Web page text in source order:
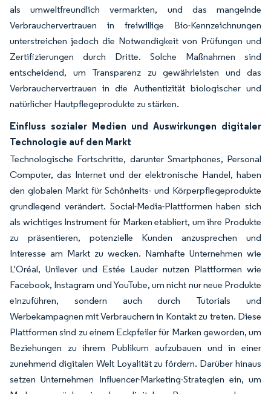
als umweltfreundlich vermarkten, und das mangelnde
Verbrauchervertrauen in freiwillige Bio-Kennzeichnungen
unterstreichen jedoch die Notwendigkeit von Prüfungen und
Zertifizierungen durch Dritte. Solche Maßnahmen sind
entscheidend, um Transparenz zu gewährleisten und das
Verbrauchervertrauen in die Authentizität biologischer und
natürlicher Hautpflegeprodukte zu stärken.
Einfluss sozialer Medien und Auswirkungen digitaler
Technologie auf den Markt
Technologische Fortschritte, darunter Smartphones, Personal
Computer, das Internet und der elektronische Handel, haben
den globalen Markt für Schönheits- und Körperpflegeprodukte
grundlegend verändert. Social-Media-Plattformen haben sich
als wichtiges Instrument für Marken etabliert, um ihre Produkte
zu präsentieren, potenzielle Kunden anzusprechen und
Interesse am Markt zu wecken. Namhafte Unternehmen wie
L'Oréal, Unilever und Estée Lauder nutzen Plattformen wie
Facebook, Instagram und YouTube, um nicht nur neue Produkte
einzuführen, sondern auch durch Tutorials und
Werbekampagnen mit Verbrauchern in Kontakt zu treten. Diese
Plattformen sind zu einem Eckpfeiler für Marken geworden, um
Beziehungen zu ihrem Publikum aufzubauen und in einer
zunehmend digitalen Welt Loyalität zu fördern. Darüber hinaus
setzen Unternehmen Influencer-Marketing-Strategien ein, um